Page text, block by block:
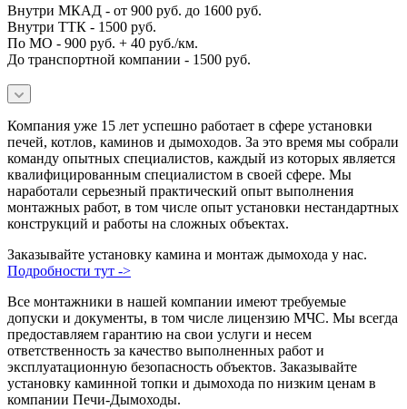
Внутри МКАД - от 900 руб. до 1600 руб.
Внутри ТТК - 1500 руб.
По МО - 900 руб. + 40 руб./км.
До транспортной компании - 1500 руб.
Компания уже 15 лет успешно работает в сфере установки
печей, котлов, каминов и дымоходов. За это время мы собрали
команду опытных специалистов, каждый из которых является
квалифицированным специалистом в своей сфере. Мы
наработали серьезный практический опыт выполнения
монтажных работ, в том числе опыт установки нестандартных
конструкций и работы на сложных объектах.
Заказывайте установку камина и монтаж дымохода у нас.
Подробности тут ->
Все монтажники в нашей компании имеют требуемые
допуски и документы, в том числе лицензию МЧС. Мы всегда
предоставляем гарантию на свои услуги и несем
ответственность за качество выполненных работ и
эксплуатационную безопасность объектов. Заказывайте
установку каминной топки и дымохода по низким ценам в
компании Печи-Дымоходы.